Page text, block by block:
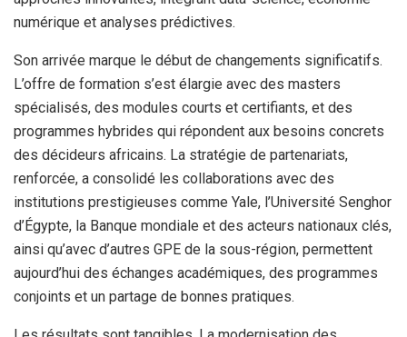
numérique et analyses prédictives.
Son arrivée marque le début de changements significatifs.
L’offre de formation s’est élargie avec des masters
spécialisés, des modules courts et certifiants, et des
programmes hybrides qui répondent aux besoins concrets
des décideurs africains. La stratégie de partenariats,
renforcée, a consolidé les collaborations avec des
institutions prestigieuses comme Yale, l’Université Senghor
d’Égypte, la Banque mondiale et des acteurs nationaux clés,
ainsi qu’avec d’autres GPE de la sous-région, permettent
aujourd’hui des échanges académiques, des programmes
conjoints et un partage de bonnes pratiques.